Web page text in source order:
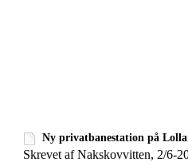
Ny privatbanestation på
Skrevet af Nakskovvitten, 2/6-